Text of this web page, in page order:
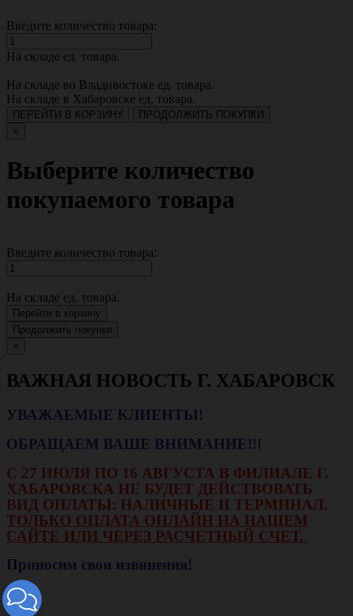
Введите количество товара:
На складе ед. товара.
На складе во Владивостоке ед. товара.
На складе в Хабаровске ед. товара.
ПЕРЕЙТИ В КОРЗИНУ
ПРОДОЛЖИТЬ ПОКУПКИ
×
Выберите количество
покупаемого товара
Введите количество товара:
На складе ед. товара.
Перейти в корзину
Продолжить покупки
×
ВАЖНАЯ НОВОСТЬ Г. ХАБАРОВСК
УВАЖАЕМЫЕ КЛИЕНТЫ!
ОБРАЩАЕМ ВАШЕ ВНИМАНИЕ!!!
С 27 ИЮЛЯ ПО 16 АВГУСТА В ФИЛИАЛЕ Г.
ХАБАРОВСКА НЕ БУДЕТ ДЕЙСТВОВАТЬ
ВИД ОПЛАТЫ: НАЛИЧНЫЕ И ТЕРМИНАЛ.
ТОЛЬКО ОПЛАТА ОНЛАЙН НА НАШЕМ
САЙТЕ ИЛИ ЧЕРЕЗ РАСЧЕТНЫЙ СЧЕТ.
Приносим свои извинения!